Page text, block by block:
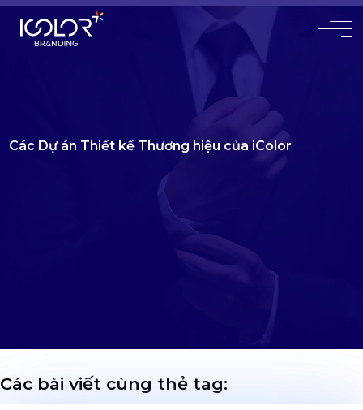
#
Các Dự án Thiết kế Thương hiệu của iColor
Đã có 9000+ khách hàng tin tưởng sử dụng dịch vụ
Các bài viết cùng thẻ tag: